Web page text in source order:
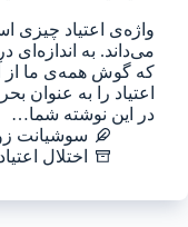
واژه‌ی اعتیاد
می‌داند. به اندازه‌ای
که گوش همه‌ی ما از
اعتیاد را به عنوان
در این نوشته شما…
سوشیانت
اختلال اعتیاد